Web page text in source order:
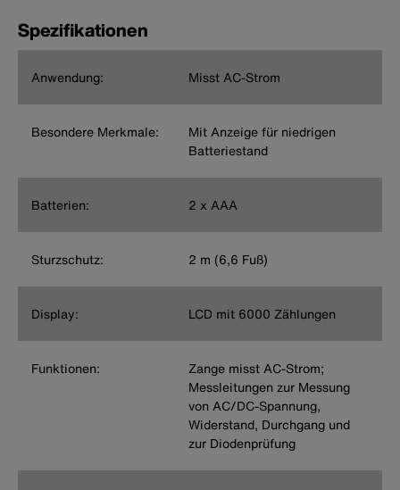
Spezifikationen
Anwendung: Misst AC-Strom
Besondere Merkmale:
Mit Anzeige für niedrigen
Batteriestand
Batterien: 2 x AAA
Sturzschutz: 2 m (6,6 Fuß)
Display: LCD mit 6000 Zählungen
Funktionen:
Zange misst AC-Strom;
Messleitungen zur Messung
von AC/DC-Spannung,
Widerstand, Durchgang und
zur Diodenprüfung